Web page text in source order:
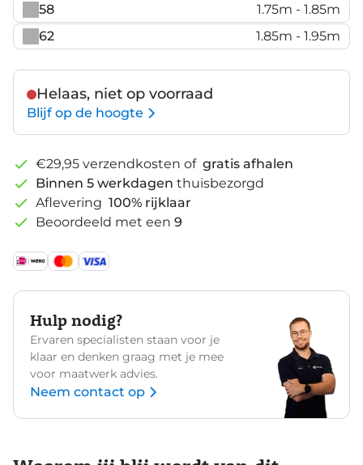
58
1.75m - 1.85m
62
1.85m - 1.95m
Helaas, niet op voorraad
Blijf op de hoogte
€29,95 verzendkosten of gratis afhalen
Binnen 5 werkdagen thuisbezorgd
Aflevering 100% rijklaar
Beoordeeld met een 9
Hulp nodig?
Ervaren specialisten staan voor je
klaar en denken graag met je mee
voor maatwerk advies.
Neem contact op